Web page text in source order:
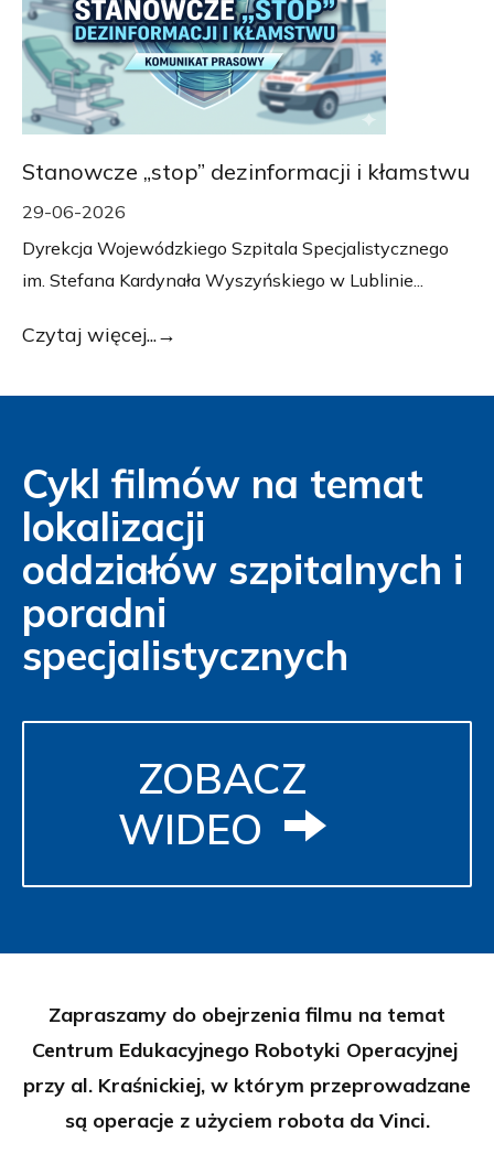
Stanowcze „stop” dezinformacji i kłamstwu
29-06-2026
Dyrekcja Wojewódzkiego Szpitala Specjalistycznego
im. Stefana Kardynała Wyszyńskiego w Lublinie...
Czytaj więcej...
Cykl filmów na temat
lokalizacji
oddziałów szpitalnych i
poradni
specjalistycznych
ZOBACZ
WIDEO
Zapraszamy do obejrzenia filmu na temat
Centrum Edukacyjnego Robotyki Operacyjnej
przy al. Kraśnickiej, w którym przeprowadzane
są operacje z użyciem robota da Vinci.